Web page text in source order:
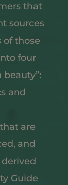
that
sources
of those
four
and
are
and
Guide